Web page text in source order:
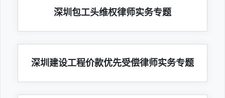
深圳包工头维权律师实务专题
深圳建设工程价款优先受偿律师实务专题